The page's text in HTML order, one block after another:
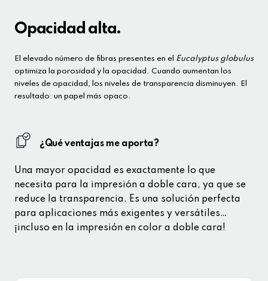
Opacidad alta.
El elevado número de fibras presentes en el Eucalyptus globulus
optimiza la porosidad y la opacidad. Cuando aumentan los
niveles de opacidad, los niveles de transparencia disminuyen. El
resultado: un papel más opaco.
¿Qué ventajas me aporta?
Una mayor opacidad es exactamente lo que
necesita para la impresión a doble cara, ya que se
reduce la transparencia. Es una solución perfecta
para aplicaciones más exigentes y versátiles…
¡incluso en la impresión en color a doble cara!